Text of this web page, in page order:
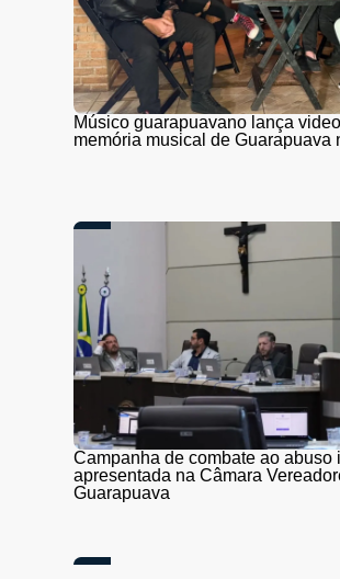
Músico guarapuavano lança
memória musical de Guarapuava
Campanha de combate ao abuso
apresentada na Câmara
Guarapuava